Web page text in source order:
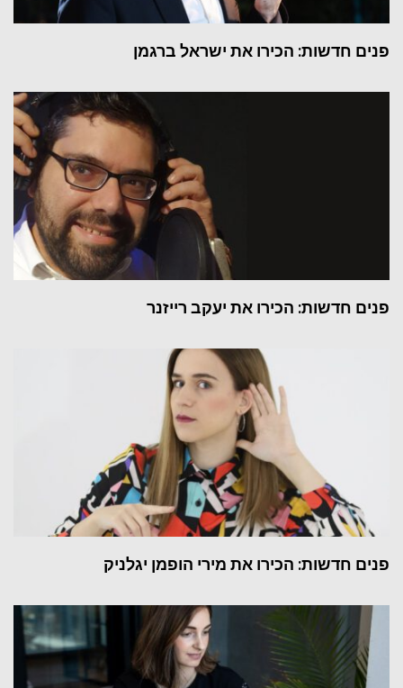
פנים חדשות: הכירו את ישראל ברגמן
פנים חדשות: הכירו את יעקב רייזנר
פנים חדשות: הכירו את מירי הופמן יגלניק